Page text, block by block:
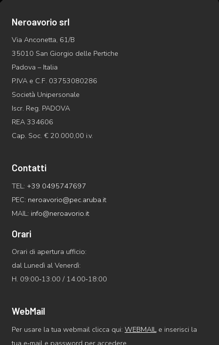
Neroavorio srl
Via Anconetta, 61/B
35010 San Giorgio delle Pertiche
Padova – Italia
P.IVA e C.F. 03753080286
Società Unipersonale
Iscr. Reg. PADOVA
REA 334606
Cap. Soc. € 20.000,00 i.v.
Contatti
TEL: +39 0495747697
PEC: neroavorio@pec.aruba.it
MAIL: info@neroavorio.it
Orari
Orari di apertura ufficio:
dal Lunedì al Venerdì:
H. 09:00‑13:00 / 14:00‑18:00
WebMail
Per usare la tua webmail clicca qui: WEBMAILe inserisci la
tua e‑mail e password per accedere.